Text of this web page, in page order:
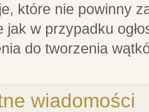
które nie powinny
jak w przypadku
do tworzenia
wiadomości